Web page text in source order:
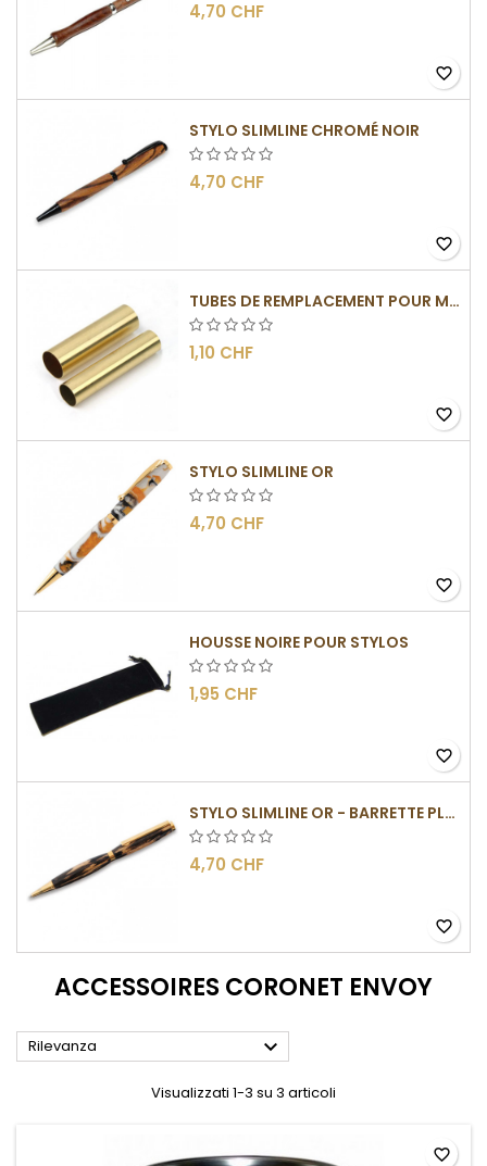
4,70 CHF
favorite_border
STYLO SLIMLINE CHROMÉ NOIR
4,70 CHF
favorite_border
TUBES DE REMPLACEMENT POUR MÉCANISMES SLIMLINE
1,10 CHF
favorite_border
STYLO SLIMLINE OR
4,70 CHF
favorite_border
HOUSSE NOIRE POUR STYLOS
1,95 CHF
favorite_border
STYLO SLIMLINE OR - BARRETTE PLATE
4,70 CHF
favorite_border
ACCESSOIRES CORONET ENVOY
Rilevanza 
Visualizzati 1-3 su 3 articoli
favorite_border